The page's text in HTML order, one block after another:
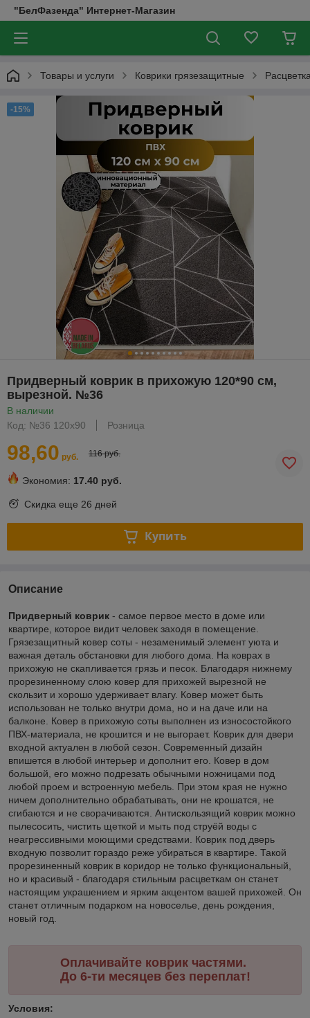
"БелФазенда" Интернет-Магазин
Товары и услуги Коврики грязезащитные
-15%
Придверный коврик в прихожую 120*90 см,
вырезной. №36
В наличии
Код: №36 120х90
Розница
98,60 руб. 116 руб.
Экономия: 17.40 руб.
Скидка еще 26 дней
Купить
Описание
Придверный коврик - самое первое место в доме или
квартире, которое видит человек заходя в помещение.
Грязезащитный ковер соты - незаменимый элемент уюта и
важная деталь обстановки для любого дома. На коврах в
прихожую не скапливается грязь и песок. Благодаря нижнему
прорезиненному слою ковер для прихожей вырезной не
скользит и хорошо удерживает влагу. Ковер может быть
использован не только внутри дома, но и на даче или на
балконе. Ковер в прихожую соты выполнен из износостойкого
ПВХ-материала, не крошится и не выгорает. Коврик для двери
входной актуален в любой сезон. Современный дизайн
впишется в любой интерьер и дополнит его. Ковер в дом
большой, его можно подрезать обычными ножницами под
любой проем и встроенную мебель. При этом края не нужно
ничем дополнительно обрабатывать, они не крошатся, не
сгибаются и не сворачиваются. Антискользящий коврик можно
пылесосить, чистить щеткой и мыть под струёй воды с
неагрессивными моющими средствами. Коврик под дверь
входную позволит гораздо реже убираться в квартире. Такой
прорезиненный коврик в коридор не только функциональный,
но и красивый - благодаря стильным расцветкам он станет
настоящим украшением и ярким акцентом вашей прихожей. Он
станет отличным подарком на новоселье, день рождения,
новый год.
Оплачивайте коврик частями.
До 6-ти месяцев без переплат!
Условия: